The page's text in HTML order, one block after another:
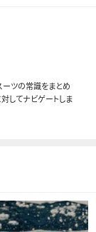
ーツの常識をまとめ
してナビゲートしま